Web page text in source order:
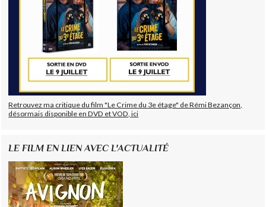
Retrouvez ma critique du film "Le Crime du 3e étage" de Rémi Bezançon,
désormais disponible en DVD et VOD, ici
LE FILM EN LIEN AVEC L'ACTUALITÉ